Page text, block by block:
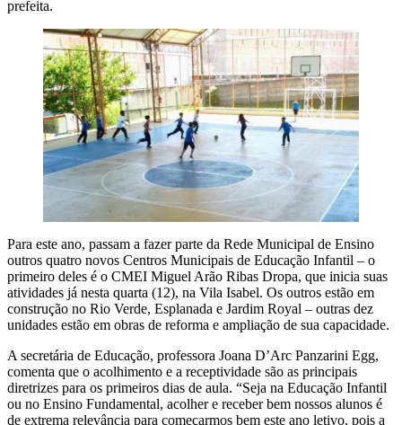
prefeita.
Para este ano, passam a fazer parte da Rede Municipal de Ensino
outros quatro novos Centros Municipais de Educação Infantil – o
primeiro deles é o CMEI Miguel Arão Ribas Dropa, que inicia suas
atividades já nesta quarta (12), na Vila Isabel. Os outros estão em
construção no Rio Verde, Esplanada e Jardim Royal – outras dez
unidades estão em obras de reforma e ampliação de sua capacidade.
A secretária de Educação, professora Joana D’Arc Panzarini Egg,
comenta que o acolhimento e a receptividade são as principais
diretrizes para os primeiros dias de aula. “Seja na Educação Infantil
ou no Ensino Fundamental, acolher e receber bem nossos alunos é
de extrema relevância para começarmos bem este ano letivo, pois a